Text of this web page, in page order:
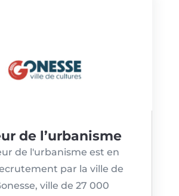
de l’urbanisme
de l'urbanisme est en
par la ville de
ville de 27 000